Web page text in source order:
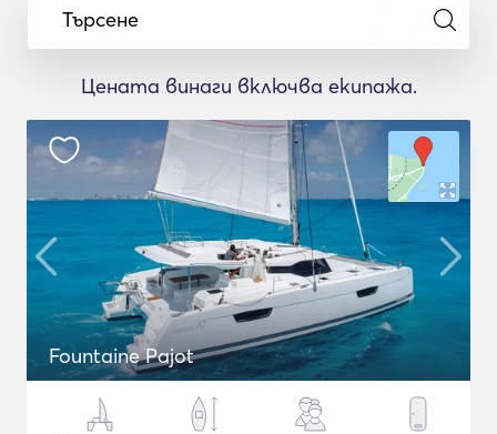
Търсене
Цената винаги включва екипажа.
Fountaine Pajot